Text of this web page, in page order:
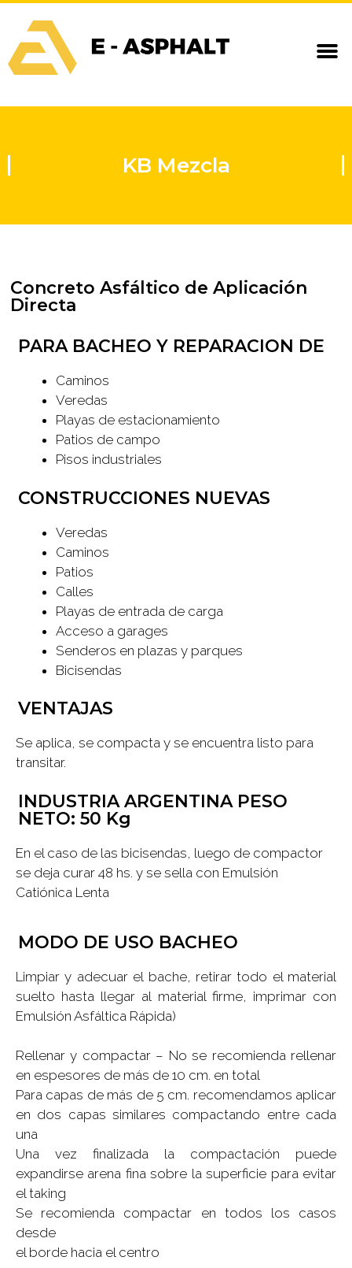
KB Mezcla
Concreto Asfáltico de Aplicación
Directa
PARA BACHEO Y REPARACION DE
Caminos
Veredas
Playas de estacionamiento
Patios de campo
Pisos industriales
CONSTRUCCIONES NUEVAS
Veredas
Caminos
Patios
Calles
Playas de entrada de carga
Acceso a garages
Senderos en plazas y parques
Bicisendas
VENTAJAS
Se aplica, se compacta y se encuentra listo para
transitar.
INDUSTRIA ARGENTINA PESO
NETO: 50 Kg
En el caso de las bicisendas, luego de compactor
se deja curar 48 hs. y se sella con Emulsión
Catiónica Lenta
MODO DE USO BACHEO
Limpiar y adecuar el bache, retirar todo el material
suelto hasta llegar al material firme, imprimar con
Emulsión Asfáltica Rápida)
Rellenar y compactar – No se recomienda rellenar
en espesores de más de 10 cm. en total
Para capas de más de 5 cm. recomendamos aplicar
en dos capas similares compactando entre cada
una
Una vez finalizada la compactación puede
expandirse arena fina sobre la superficie para evitar
el taking
Se recomienda compactar en todos los casos
desde
el borde hacia el centro